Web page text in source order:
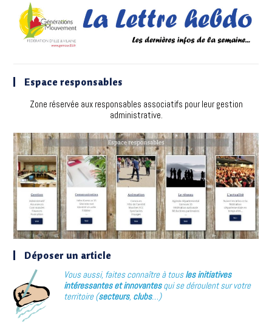
Espace responsables
Zone réservée aux responsables associatifs pour leur gestion
administrative.
Déposer un article
Vous aussi, faites connaître à tousles initiatives
intéressantes et innovantesqui se déroulent sur votre
territoire (secteurs, clubs…)